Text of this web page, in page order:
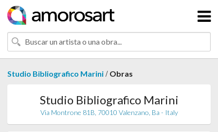
Studio Bibliografico Marini / Obras
Studio Bibliografico Marini
Via Montrone 81B, 70010 Valenzano, Ba - Italy